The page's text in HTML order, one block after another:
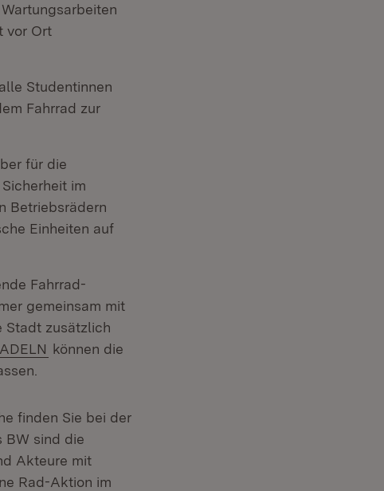
vor Ort
Studentinnen
Fahrrad zur
für die
im
Betriebsrädern
Einheiten auf
Fahrrad-
gemeinsam mit
Stadt zusätzlich
(Öffnet in neuem Fenster)
können die
finden Sie bei der
Fenster)
BW sind die
Akteure mit
Rad-Aktion im